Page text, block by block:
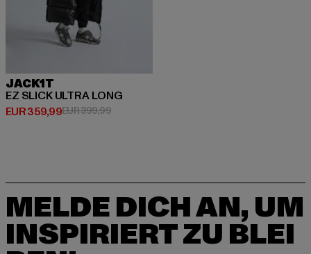
JACK1T
EZ SLICK ULTRA LONG
EUR 359,99
Derzeitiger Preis: EUR 359,99
EUR 399,99Aktionspreis: EUR 399,99
MELDE DICH AN, UM
INSPIRIERT ZU BLEI